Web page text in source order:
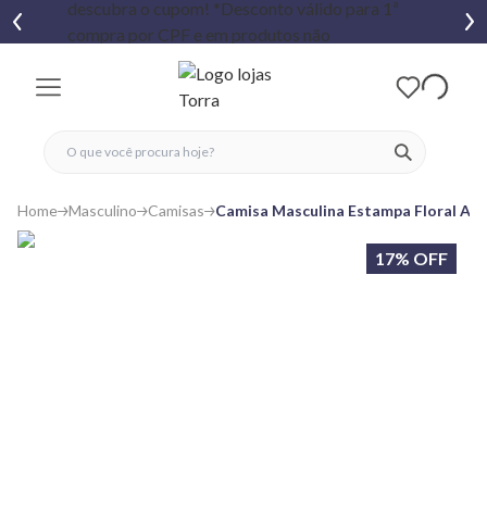
ver
fechar menu
fechar menu
favoritos
Home Masculino Camisas Camisa Masculina Estampa Floral
17% OFF